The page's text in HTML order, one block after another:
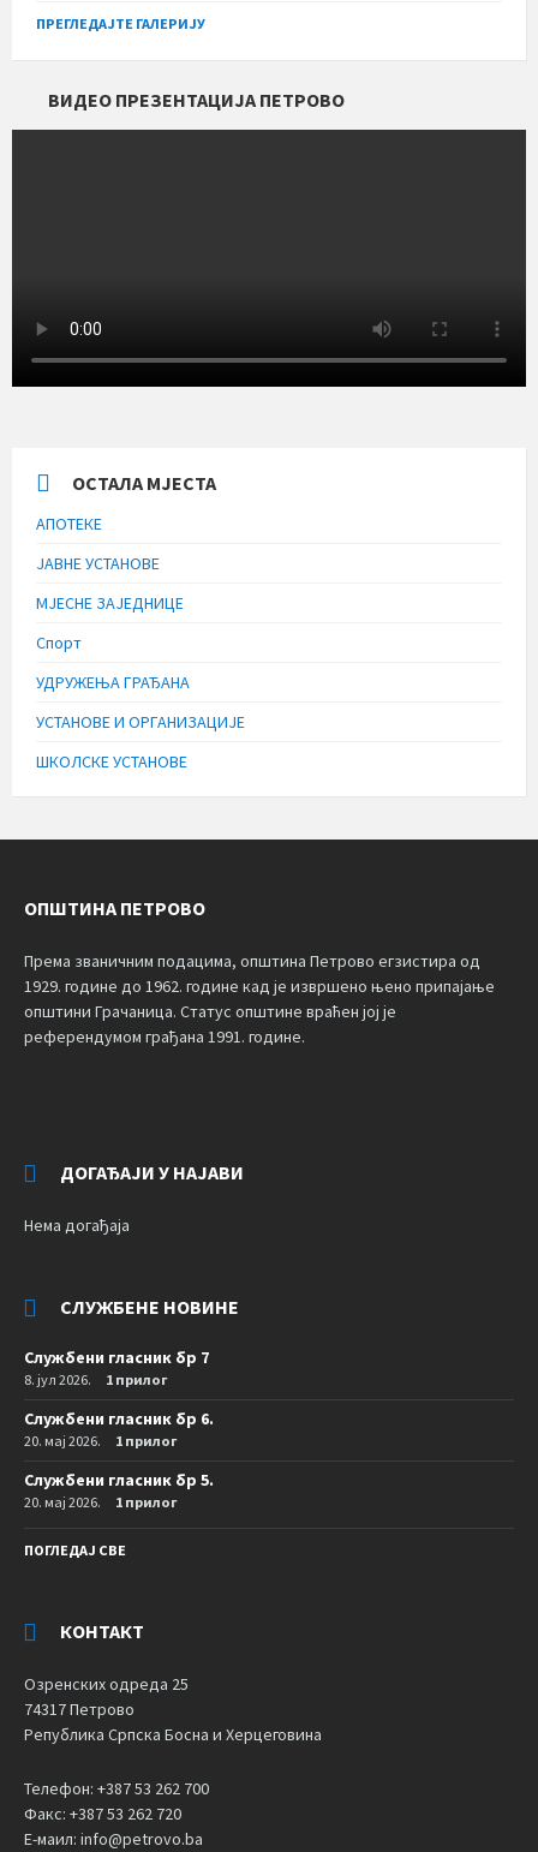
ПРЕГЛЕДАЈТЕ ГАЛЕРИЈУ
ВИДЕО ПРЕЗЕНТАЦИЈА ПЕТРОВО
ОСТАЛА МЈЕСТА
АПОТЕКЕ
ЈАВНЕ УСТАНОВЕ
МЈЕСНЕ ЗАЈЕДНИЦЕ
Спорт
УДРУЖЕЊА ГРАЂАНА
УСТАНОВЕ И ОРГАНИЗАЦИЈЕ
ШКОЛСКЕ УСТАНОВЕ
ОПШТИНА ПЕТРОВО
Према званичним подацима, општина Петрово егзистира од
1929. године до 1962. године кад је извршено њено припајање
општини Грачаница. Статус општине враћен јој је
референдумом грађана 1991. године.
ДОГАЂАЈИ У НАЈАВИ
Нема догађаја
СЛУЖБЕНЕ НОВИНЕ
Службени гласник бр 7
8. јул 2026. 1 прилог
Службени гласник бр 6.
20. мај 2026. 1 прилог
Службени гласник бр 5.
20. мај 2026. 1 прилог
ПОГЛЕДАЈ СВЕ
КОНТАКТ
Озренских одреда 25
74317 Петрово
Република Српска Босна и Херцеговина
Телефон: +387 53 262 700
Факс: +387 53 262 720
Е-маил: info@petrovo.ba